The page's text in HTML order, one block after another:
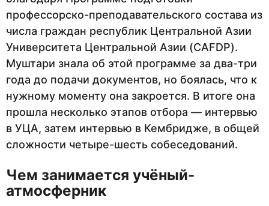
профессорско-преподавательского состава из
числа граждан республик Центральной Азии
Университета Центральной Азии (CAFDP).
Муштари знала об этой программе за два-три
года до подачи документов, но боялась, что к
нужному моменту она закроется. В итоге она
прошла несколько этапов отбора — интервью
в УЦА, затем интервью в Кембридже, в общей
сложности четыре-шесть собеседований.
Чем занимается учёный-
атмосферник